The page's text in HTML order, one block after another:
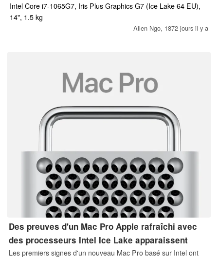
Son premier INBook X1 Pro est vendu à seulement 700 dollars
américains ou moins et il semble déjà être un concurrent
beaucoup plus fort que prévu initialement.
Intel Core i7-1065G7, Iris Plus Graphics G7 (Ice Lake 64 EU),
14", 1.5 kg
Allen Ngo, 1872 jours il y a
Des preuves d'un Mac Pro Apple rafraîchi avec
des processeurs Intel Ice Lake apparaissent
Les premiers signes d'un nouveau Mac Pro basé sur Intel ont